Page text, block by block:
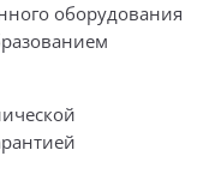
оборудования